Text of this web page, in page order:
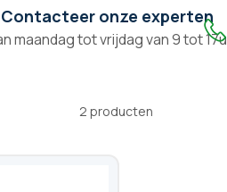
Contacteer onze experten
maandag tot vrijdag van 9 tot 17u
2 producten